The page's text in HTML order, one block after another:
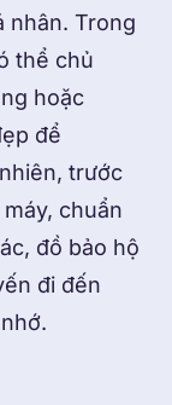
nhân. Trong
thể chủ
hoặc
để
trước
chuẩn
đồ bảo hộ
đi đến